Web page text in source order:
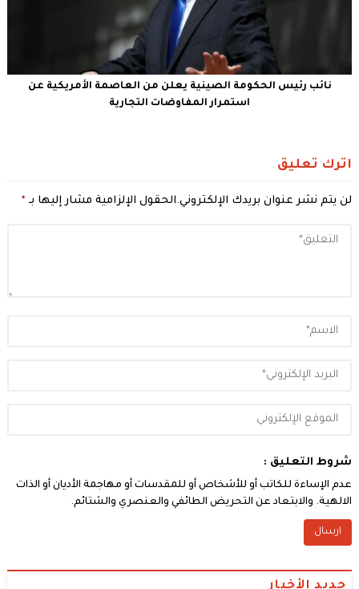
نائب رئيس الحكومة الصينية يعلن من العاصمة الأمريكية عن
استمرار المفاوضات التجارية
اترك تعليق
لن يتم نشر عنوان بريدك الإلكتروني.الحقول الإلزامية مشار إليها بـ *
شروط التعليق :
عدم الإساءة للكاتب أو للأشخاص أو للمقدسات أو مهاجمة الأديان أو الذات
الالهية. والابتعاد عن التحريض الطائفي والعنصري والشتائم.
جديد الأخبار